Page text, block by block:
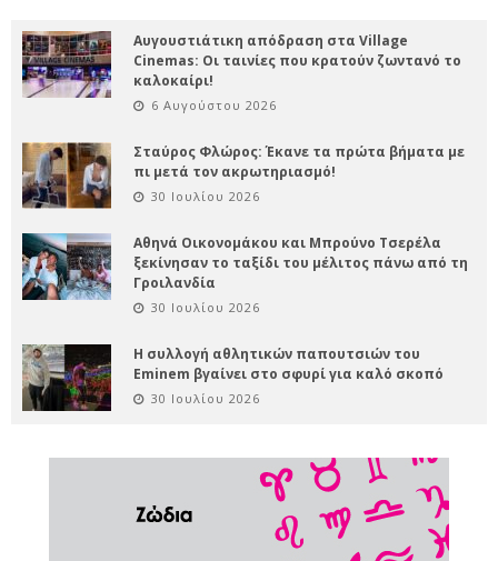
Αυγουστιάτικη απόδραση στα Village
Cinemas: Οι ταινίες που κρατούν ζωντανό το
καλοκαίρι!
6 Αυγούστου 2026
Σταύρος Φλώρος: Έκανε τα πρώτα βήματα με
πι μετά τον ακρωτηριασμό!
30 Ιουλίου 2026
Αθηνά Οικονομάκου και Μπρούνο Τσερέλα
ξεκίνησαν το ταξίδι του μέλιτος πάνω από τη
Γροιλανδία
30 Ιουλίου 2026
Η συλλογή αθλητικών παπουτσιών του
Eminem βγαίνει στο σφυρί για καλό σκοπό
30 Ιουλίου 2026